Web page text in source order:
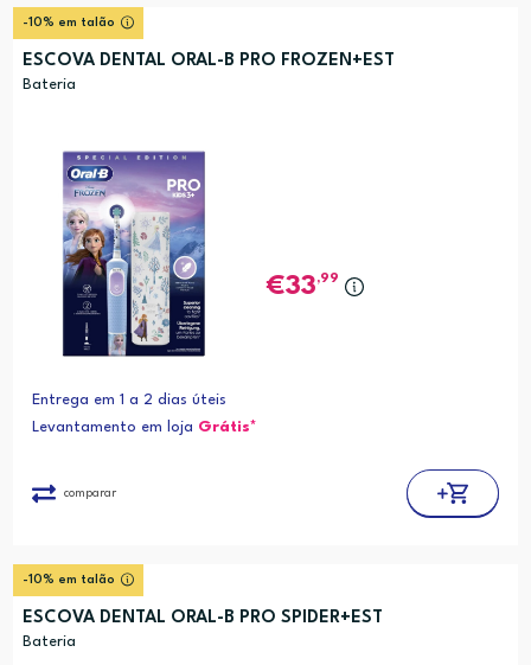
-10% em talão
ESCOVA DENTAL ORAL-B PRO FROZEN+EST
Bateria
33,99
Entrega em 1 a 2 dias úteis
Levantamento em loja Grátis*
comparar
-10% em talão
ESCOVA DENTAL ORAL-B PRO SPIDER+EST
Bateria